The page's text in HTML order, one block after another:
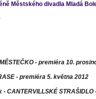
Městského divadla Mladá
- premiéra 10.
- premiéra 5. května 2012
- CANTERVILLSKÉ